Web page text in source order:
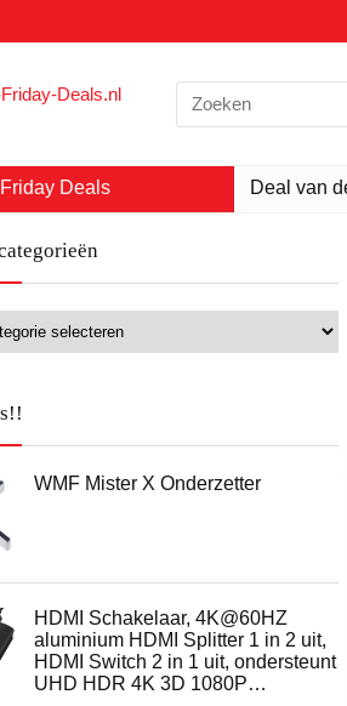
Search
for:
Deals Deal van
WMF Mister X Onderzetter
HDMI Schakelaar, 4K@60HZ
aluminium HDMI Splitter 1 in 2 uit,
HDMI Switch 2 in 1 uit, ondersteunt
UHD HDR 4K 3D 1080P…